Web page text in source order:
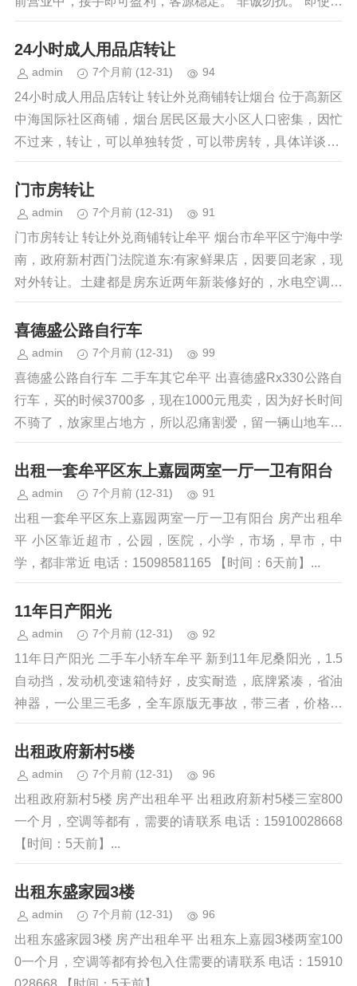
设备接手，价格...
24小时成人用品店转让
admin 7个月前 (12-31) 94
24小时成人用品店转让 转让外兑商铺转让烟台 位于高新区
中海国际社区商铺，烟台居民区最大小区人口密集，因忙
不过来，转让，可以单独转货，可以带房转，具体详谈 电
话：1336135033...
门市房转让
admin 7个月前 (12-31) 91
门市房转让 转让外兑商铺转让牟平 烟台市牟平区宁海中学
南，政府新村西门法院道东:有家鲜果店，因要回老家，现
对外转让。土建都是房东近两年新装修好的，水电空调都
有，肯德基门，地理位置优越，店面...
喜德盛公路自行车
admin 7个月前 (12-31) 99
喜德盛公路自行车 二手车其它牟平 出喜德盛Rx330公路自
行车，买的时候3700多，现在1000元甩卖，因为好长时间
不骑了，放家里占地方，所以忍痛割爱，留一辆山地车，
出一辆公路车，牟平城里...
出租一套牟平区东上嘉园两室一厅一卫有阳台
admin 7个月前 (12-31) 91
出租一套牟平区东上嘉园两室一厅一卫有阳台 房产出租牟
平 小区靠近超市，公园，医院，小学，市场，早市，中
学，都非常近 电话：15098581165 【时间：6天前】...
11年日产阳光
admin 7个月前 (12-31) 92
11年日产阳光 二手车小轿车牟平 新到11年尼桑阳光，1.5
自动挡，发动机变速箱特好，皮实耐造，底牌紧凑，省油
神器，一公里三毛多，全车原版无事故，带三者，价格便
宜包过户，可置换任何旧车...
出租政府新村5楼
admin 7个月前 (12-31) 96
出租政府新村5楼 房产出租牟平 出租政府新村5楼三室800
一个月，空调等都有，需要的请联系 电话：15910028668
【时间：5天前】...
出租东盛家园3楼
admin 7个月前 (12-31) 96
出租东盛家园3楼 房产出租牟平 出租东上嘉园3楼两室100
0一个月，空调等都有拎包入住需要的请联系 电话：15910